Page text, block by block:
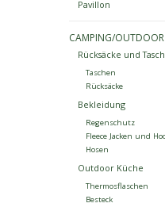
Pavillon
CAMPING/OUTDOOR
Rücksäcke und
Taschen
Rücksäcke
Bekleidung
Regenschutz
Fleece Jacken und
Hosen
Outdoor Küche
Thermosflaschen
Besteck